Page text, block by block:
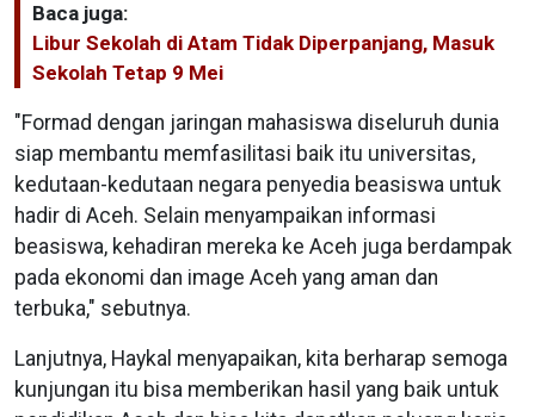
Baca juga:
Libur Sekolah di Atam Tidak Diperpanjang, Masuk
Sekolah Tetap 9 Mei
"Formad dengan jaringan mahasiswa diseluruh dunia
siap membantu memfasilitasi baik itu universitas,
kedutaan-kedutaan negara penyedia beasiswa untuk
hadir di Aceh. Selain menyampaikan informasi
beasiswa, kehadiran mereka ke Aceh juga berdampak
pada ekonomi dan image Aceh yang aman dan
terbuka," sebutnya.
Lanjutnya, Haykal menyapaikan, kita berharap semoga
kunjungan itu bisa memberikan hasil yang baik untuk